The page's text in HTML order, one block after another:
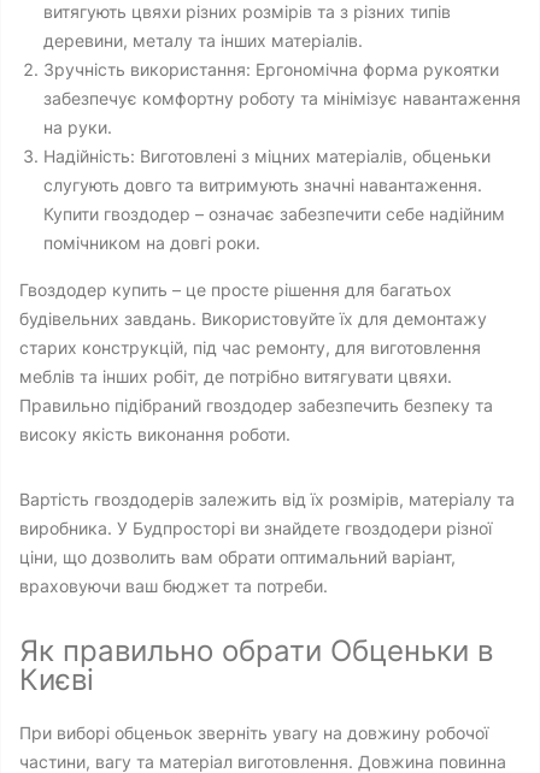
витягують цвяхи різних розмірів та з різних типів
деревини, металу та інших матеріалів.
Зручність використання: Ергономічна форма рукоятки
забезпечує комфортну роботу та мінімізує навантаження
на руки.
Надійність: Виготовлені з міцних матеріалів, обценьки
слугують довго та витримують значні навантаження.
Купити гвоздодер – означає забезпечити себе надійним
помічником на довгі роки.
Гвоздодер купить – це просте рішення для багатьох
будівельних завдань. Використовуйте їх для демонтажу
старих конструкцій, під час ремонту, для виготовлення
меблів та інших робіт, де потрібно витягувати цвяхи.
Правильно підібраний гвоздодер забезпечить безпеку та
високу якість виконання роботи.
Вартість гвоздодерів залежить від їх розмірів, матеріалу та
виробника. У Будпросторі ви знайдете гвоздодери різної
ціни, що дозволить вам обрати оптимальний варіант,
враховуючи ваш бюджет та потреби.
Як правильно обрати Обценьки в
Києві
При виборі обценьок зверніть увагу на довжину робочої
частини, вагу та матеріал виготовлення. Довжина повинна